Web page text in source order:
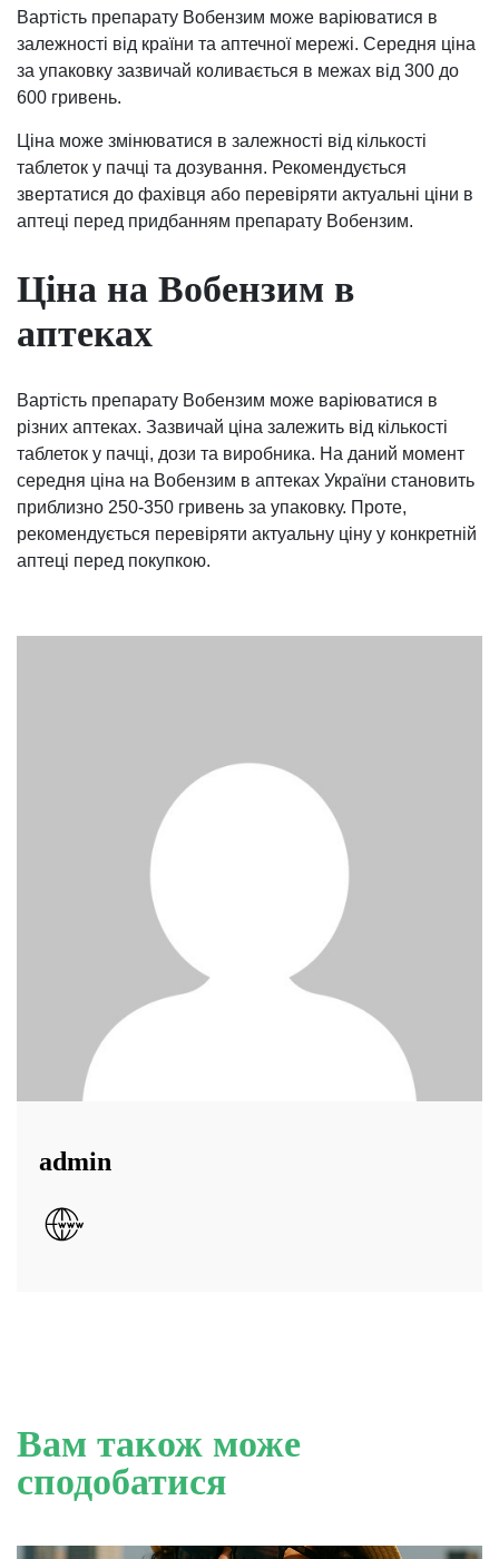
Вартість препарату Вобензим може варіюватися в
залежності від країни та аптечної мережі. Середня ціна
за упаковку зазвичай коливається в межах від 300 до
600 гривень.
Ціна може змінюватися в залежності від кількості
таблеток у пачці та дозування. Рекомендується
звертатися до фахівця або перевіряти актуальні ціни в
аптеці перед придбанням препарату Вобензим.
Ціна на Вобензим в
аптеках
Вартість препарату Вобензим може варіюватися в
різних аптеках. Зазвичай ціна залежить від кількості
таблеток у пачці, дози та виробника. На даний момент
середня ціна на Вобензим в аптеках України становить
приблизно 250-350 гривень за упаковку. Проте,
рекомендується перевіряти актуальну ціну у конкретній
аптеці перед покупкою.
admin
Вам також може
сподобатися